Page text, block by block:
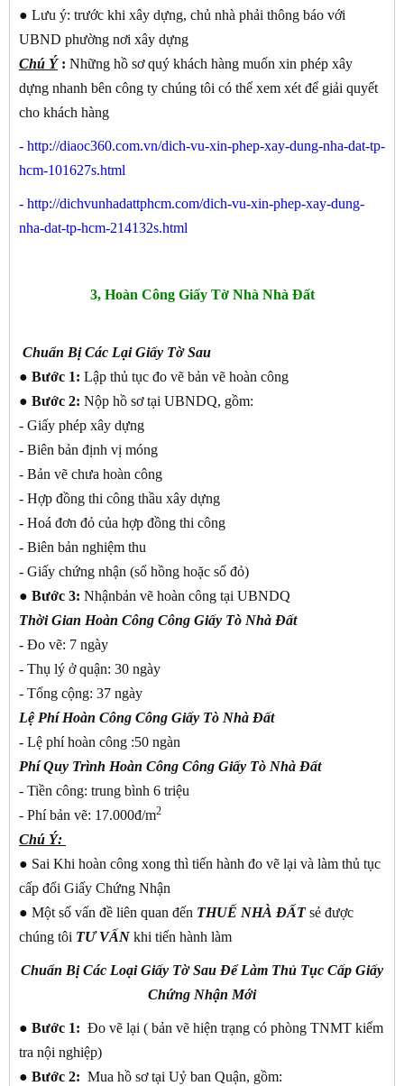
● Lưu ý: trước khi xây dựng, chủ nhà phải thông báo với
UBND phường nơi xây dựng
Chú Ý : Những hồ sơ quý khách hàng muốn xin phép xây
dựng nhanh bên công ty chúng tôi có thể xem xét để giải quyết
cho khách hàng
- http://diaoc360.com.vn/dich-vu-xin-phep-xay-dung-nha-dat-tp-
hcm-101627s.html
- http://dichvunhadattphcm.com/dich-vu-xin-phep-xay-dung-
nha-dat-tp-hcm-214132s.html
3, Hoàn Công Giấy Tờ Nhà Nhà Đất
Chuẩn Bị Các Lại Giấy Tờ Sau
● Bước 1: Lập thủ tục đo vẽ bản vẽ hoàn công
● Bước 2: Nộp hồ sơ tại UBNDQ, gồm:
- Giấy phép xây dựng
- Biên bản định vị móng
- Bản vẽ chưa hoàn công
- Hợp đồng thi công thầu xây dựng
- Hoá đơn đỏ của hợp đồng thi công
- Biên bản nghiệm thu
- Giấy chứng nhận (sổ hồng hoặc sổ đỏ)
● Bước 3: Nhậnbản vẽ hoàn công tại UBNDQ
Thời Gian Hoàn Công Công Giấy Tò Nhà Đất
- Đo vẽ: 7 ngày
- Thụ lý ở quận: 30 ngày
- Tổng cộng: 37 ngày
Lệ Phí Hoàn Công Công Giấy Tò Nhà Đất
- Lệ phí hoàn công :50 ngàn
Phí Quy Trình Hoàn Công Công Giấy Tò Nhà Đất
- Tiền công: trung bình 6 triệu
- Phí bản vẽ: 17.000đ/m2
Chú Ý:
● Sai Khi hoàn công xong thì tiến hành đo vẽ lại và làm thủ tục
cấp đổi Giấy Chứng Nhận
● Một số vấn đề liên quan đến THUẾ NHÀ ĐẤTsẻ được
chúng tôi TƯ VẤN khi tiến hành làm
Chuẩn Bị Các Loại Giấy Tờ Sau Để Làm Thủ Tục Cấp Giấy
Chứng Nhận Mới
● Bước 1: Đo vẽ lại ( bản vẽ hiện trạng có phòng TNMT kiểm
tra nội nghiệp)
● Bước 2: Mua hồ sơ tại Uỷ ban Quận, gồm: